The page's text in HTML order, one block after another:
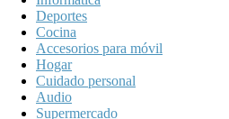
Deportes
Cocina
Accesorios para móvil
Hogar
Cuidado personal
Audio
Supermercado